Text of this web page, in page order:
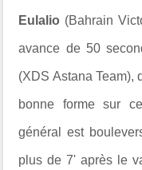
Eulalio (Bahrain
avance de 50
(XDS Astana Team),
bonne forme sur
général est
plus de 7' après le